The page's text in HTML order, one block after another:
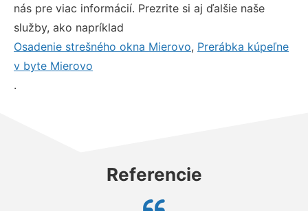
nás pre viac informácií. Prezrite si aj ďalšie naše
služby, ako napríklad
Osadenie strešného okna Mierovo, Prerábka kúpeľne
v byte Mierovo
.
Referencie